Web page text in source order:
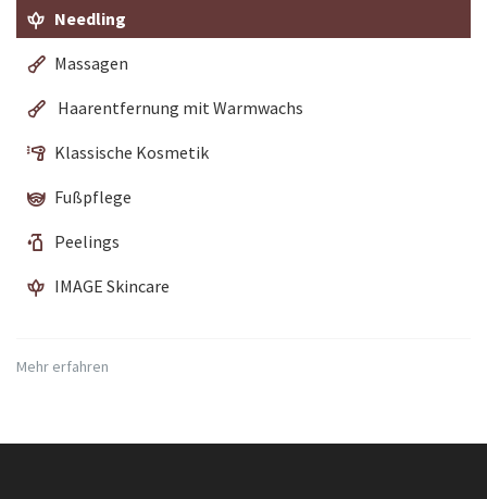
Needling
Massagen
Haarentfernung mit Warmwachs
Klassische Kosmetik
Fußpflege
Peelings
IMAGE Skincare
Mehr erfahren